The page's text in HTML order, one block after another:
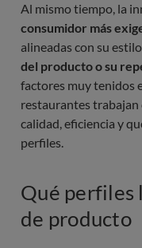
Al mismo tiempo, la
consumidor más
alineadas con su
del producto o su
factores muy tenidos
restaurantes trabajan
calidad, eficiencia y
perfiles.
Qué perfiles
de producto